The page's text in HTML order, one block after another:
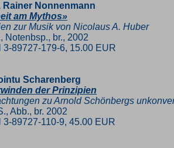
Rainer Nonnenmann
am Mythos»
zur Musik von Nicolaus A. Huber
Notenbsp., br., 2002
3-89727-179-6, 15.00 EUR
Scharenberg
der Prinzipien
zu Arnold Schönbergs
Abb., br. 2002
3-89727-110-9, 45.00 EUR